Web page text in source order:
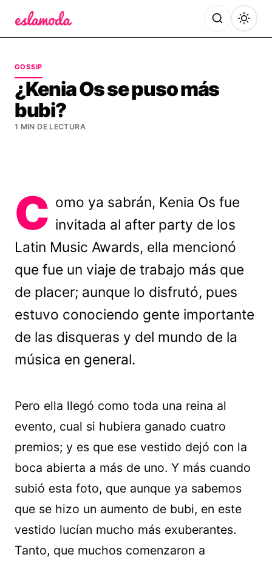
GOSSIP
¿Kenia Os se puso más
bubi?
1 MIN DE LECTURA
C omo ya sabrán, Kenia Os fue
invitada al after party de los
Latin Music Awards, ella mencionó
que fue un viaje de trabajo más que
de placer; aunque lo disfrutó, pues
estuvo conociendo gente importante
de las disqueras y del mundo de la
música en general.
Pero ella llegó como toda una reina al
evento, cual si hubiera ganado cuatro
premios; y es que ese vestido dejó con la
boca abierta a más de uno. Y más cuando
subió esta foto, que aunque ya sabemos
que se hizo un aumento de bubi, en este
vestido lucían mucho más exuberantes.
Tanto, que muchos comenzaron a